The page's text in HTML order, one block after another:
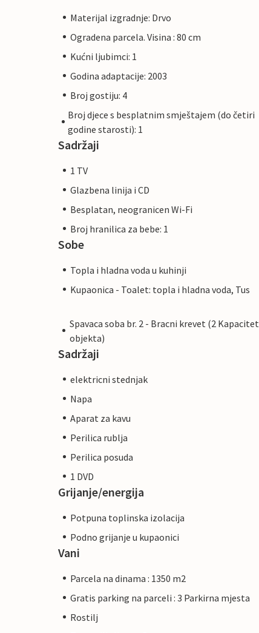
Materijal izgradnje: Drvo
Ogradena parcela. Visina : 80 cm
Kućni ljubimci: 1
Godina adaptacije: 2003
Broj gostiju: 4
Broj djece s besplatnim smještajem (do četiri
godine starosti): 1
Sadržaji
1 TV
Glazbena linija i CD
Besplatan, neogranicen Wi-Fi
Broj hranilica za bebe: 1
Sobe
Topla i hladna voda u kuhinji
Kupaonica - Toalet: topla i hladna voda, Tus
Spavaca soba br. 2 - Bracni krevet (2 Kapacitet
objekta)
Sadržaji
elektricni stednjak
Napa
Aparat za kavu
Perilica rublja
Perilica posuda
1 DVD
Grijanje/energija
Potpuna toplinska izolacija
Podno grijanje u kupaonici
Vani
Parcela na dinama : 1350 m2
Gratis parking na parceli : 3 Parkirna mjesta
Rostilj